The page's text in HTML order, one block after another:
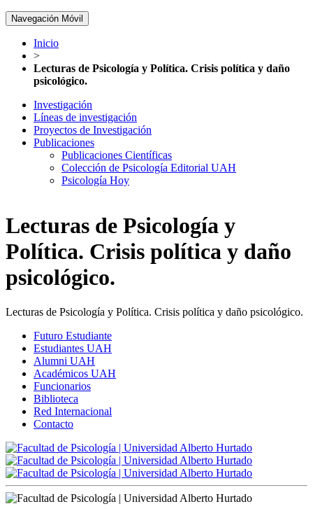
Navegación Móvil
Inicio
>
Lecturas de Psicología y Política. Crisis política y daño
psicológico.
Investigación
Líneas de investigación
Proyectos de Investigación
Publicaciones
Publicaciones Científicas
Colección de Psicología Editorial UAH
Psicología Hoy
Lecturas de Psicología y
Política. Crisis política y daño
psicológico.
Lecturas de Psicología y Política. Crisis política y daño psicológico.
Futuro Estudiante
Estudiantes UAH
Alumni UAH
Académicos UAH
Funcionarios
Biblioteca
Red Internacional
Contacto